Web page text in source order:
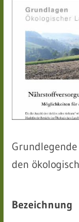
den
Bezeichnung